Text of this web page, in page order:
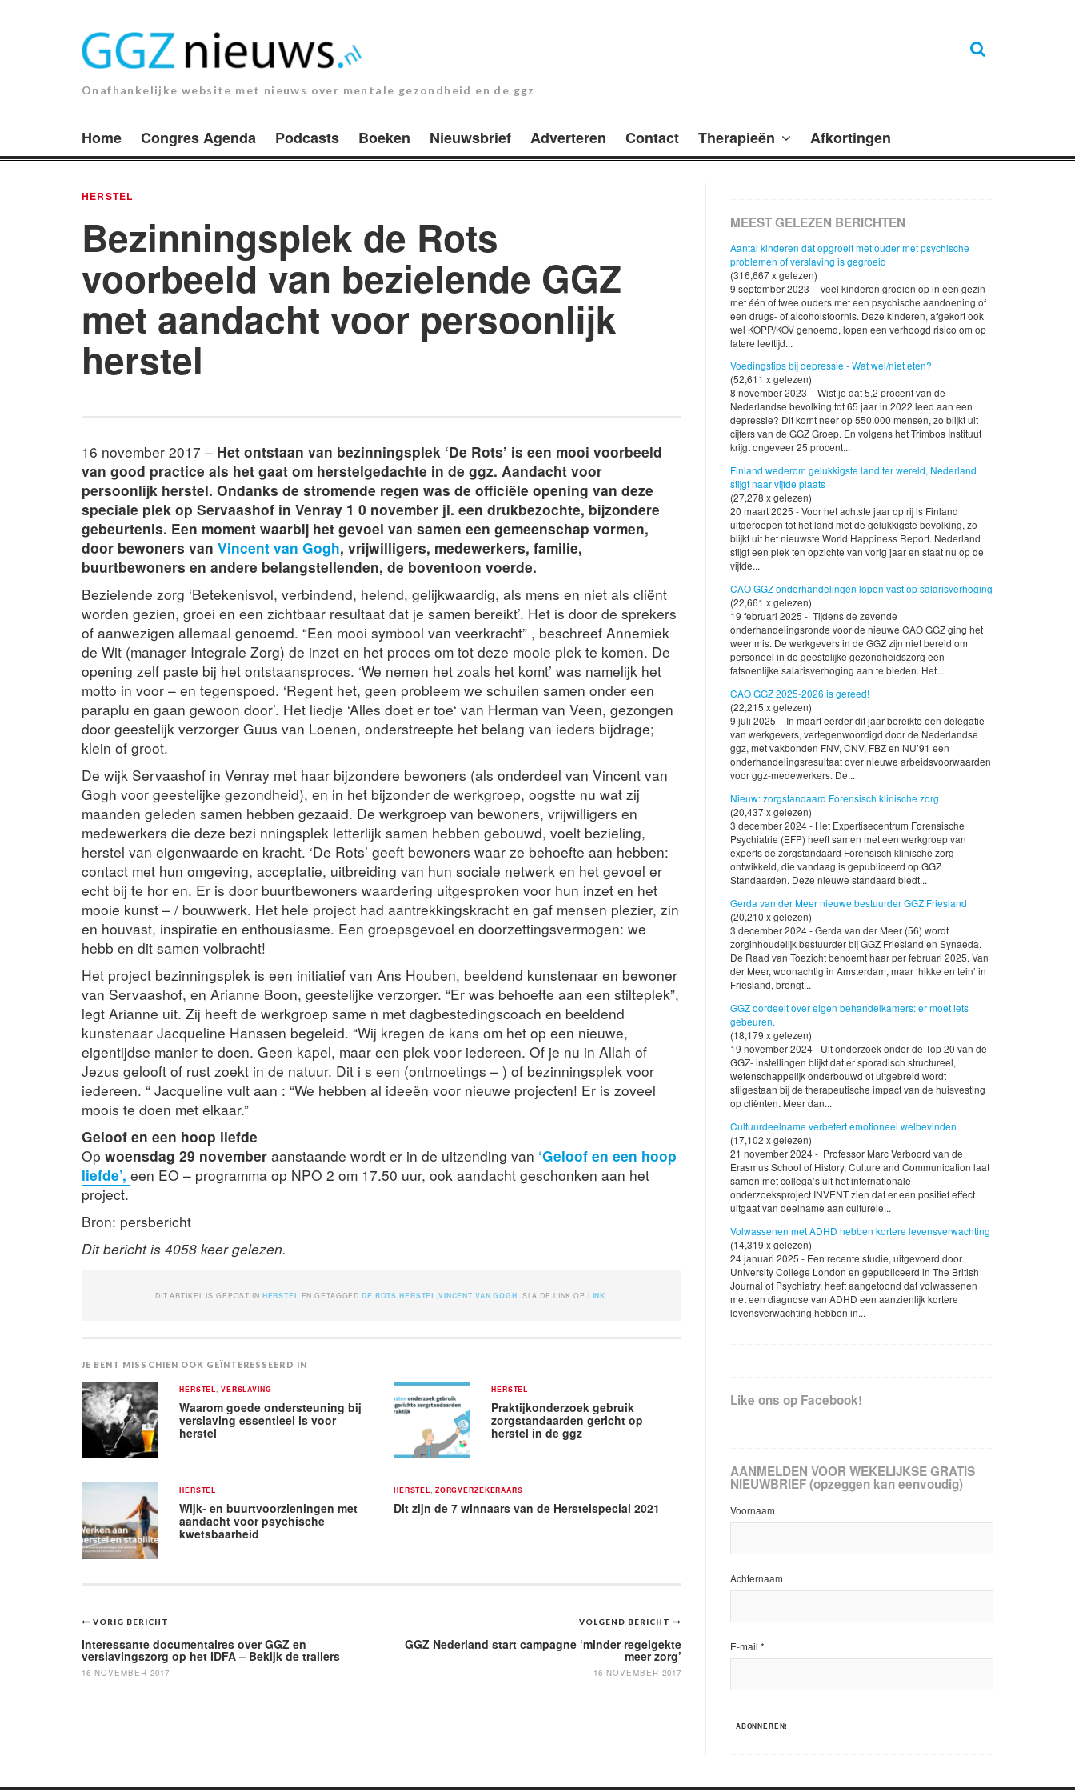
Onafhankelijke website met nieuws over mentale gezondheid en de ggz
Home Congres Agenda Podcasts Boeken Nieuwsbrief Adverteren Contact Therapieën Afkortingen
HERSTEL
Bezinningsplek de Rots
voorbeeld van bezielende GGZ
met aandacht voor persoonlijk
herstel
16 november 2017 – Het ontstaan van bezinningsplek ‘De Rots’ is een mooi voorbeeld
van good practice als het gaat om herstelgedachte in de ggz. Aandacht voor
persoonlijk herstel. Ondanks de stromende regen was de officiële opening van deze
speciale plek op Servaashof in Venray 1 0 november jl. een drukbezochte, bijzondere
gebeurtenis. Een moment waarbij het gevoel van samen een gemeenschap vormen,
door bewoners van Vincent van Gogh, vrijwilligers, medewerkers, familie,
buurtbewoners en andere belangstellenden, de boventoon voerde.
Bezielende zorg ‘Betekenisvol, verbindend, helend, gelijkwaardig, als mens en niet als cliënt
worden gezien, groei en een zichtbaar resultaat dat je samen bereikt’. Het is door de sprekers
of aanwezigen allemaal genoemd. “Een mooi symbool van veerkracht” , beschreef Annemiek
de Wit (manager Integrale Zorg) de inzet en het proces om tot deze mooie plek te komen. De
opening zelf paste bij het ontstaansproces. ‘We nemen het zoals het komt’ was namelijk het
motto in voor – en tegenspoed. ‘Regent het, geen probleem we schuilen samen onder een
paraplu en gaan gewoon door’. Het liedje ‘Alles doet er toe‘ van Herman van Veen, gezongen
door geestelijk verzorger Guus van Loenen, onderstreepte het belang van ieders bijdrage;
klein of groot.
De wijk Servaashof in Venray met haar bijzondere bewoners (als onderdeel van Vincent van
Gogh voor geestelijke gezondheid), en in het bijzonder de werkgroep, oogstte nu wat zij
maanden geleden samen hebben gezaaid. De werkgroep van bewoners, vrijwilligers en
medewerkers die deze bezi nningsplek letterlijk samen hebben gebouwd, voelt bezieling,
herstel van eigenwaarde en kracht. ‘De Rots’ geeft bewoners waar ze behoefte aan hebben:
contact met hun omgeving, acceptatie, uitbreiding van hun sociale netwerk en het gevoel er
echt bij te hor en. Er is door buurtbewoners waardering uitgesproken voor hun inzet en het
mooie kunst – / bouwwerk. Het hele project had aantrekkingskracht en gaf mensen plezier, zin
en houvast, inspiratie en enthousiasme. Een groepsgevoel en doorzettingsvermogen: we
hebb en dit samen volbracht!
Het project bezinningsplek is een initiatief van Ans Houben, beeldend kunstenaar en bewoner
van Servaashof, en Arianne Boon, geestelijke verzorger. “Er was behoefte aan een stilteplek”,
legt Arianne uit. Zij heeft de werkgroep same n met dagbestedingscoach en beeldend
kunstenaar Jacqueline Hanssen begeleid. “Wij kregen de kans om het op een nieuwe,
eigentijdse manier te doen. Geen kapel, maar een plek voor iedereen. Of je nu in Allah of
Jezus gelooft of rust zoekt in de natuur. Dit i s een (ontmoetings – ) of bezinningsplek voor
iedereen. “ Jacqueline vult aan : “We hebben al ideeën voor nieuwe projecten! Er is zoveel
moois te doen met elkaar.”
Geloof en een hoop liefde
Op woensdag 29 november aanstaande wordt er in de uitzending van ‘Geloof en een hoop
liefde’, een EO – programma op NPO 2 om 17.50 uur, ook aandacht geschonken aan het
project.
Bron: persbericht
Dit bericht is 4058 keer gelezen.
DIT ARTIKEL IS GEPOST IN HERSTEL EN GETAGGEDDE ROTS ,HERSTEL ,VINCENT VAN GOGH . SLA DE LINK OP LINK
JE BENT MISSCHIEN OOK GEÏNTERESSEERD IN
HERSTEL VERSLAVING
Waarom goede ondersteuning bij
verslaving essentieel is voor
herstel
HERSTEL
Praktijkonderzoek gebruik
zorgstandaarden gericht op
herstel in de ggz
HERSTEL
Wijk- en buurtvoorzieningen met
aandacht voor psychische
kwetsbaarheid
HERSTEL ZORGVERZEKERAARS
Dit zijn de 7 winnaars van de Herstelspecial 2021
Bericht
navigatie
VOLGEND BERICHT
GGZ Nederland start campagne ‘minder regelgekte
meer zorg’
16 NOVEMBER 2017
VORIG BERICHT
Interessante documentaires over GGZ en
verslavingszorg op het IDFA – Bekijk de trailers
16 NOVEMBER 2017
MEEST GELEZEN BERICHTEN
Aantal kinderen dat opgroeit met ouder met psychische
problemen of verslaving is gegroeid
(316,667 x gelezen)
9 september 2023 - Veel kinderen groeien op in een gezin
met één of twee ouders met een psychische aandoening of
een drugs- of alcoholstoornis. Deze kinderen, afgekort ook
wel KOPP/KOV genoemd, lopen een verhoogd risico om op
latere leeftijd...
Voedingstips bij depressie - Wat wel/niet eten?
(52,611 x gelezen)
8 november 2023 - Wist je dat 5,2 procent van de
Nederlandse bevolking tot 65 jaar in 2022 leed aan een
depressie? Dit komt neer op 550.000 mensen, zo blijkt uit
cijfers van de GGZ Groep. En volgens het Trimbos Instituut
krijgt ongeveer 25 procent...
Finland wederom gelukkigste land ter wereld, Nederland
stijgt naar vijfde plaats
(27,278 x gelezen)
20 maart 2025 - Voor het achtste jaar op rij is Finland
uitgeroepen tot het land met de gelukkigste bevolking, zo
blijkt uit het nieuwste World Happiness Report. Nederland
stijgt een plek ten opzichte van vorig jaar en staat nu op de
vijfde...
CAO GGZ onderhandelingen lopen vast op salarisverhoging
(22,661 x gelezen)
19 februari 2025 - Tijdens de zevende
onderhandelingsronde voor de nieuwe CAO GGZ ging het
weer mis. De werkgevers in de GGZ zijn niet bereid om
personeel in de geestelijke gezondheidszorg een
fatsoenlijke salarisverhoging aan te bieden. Het...
CAO GGZ 2025-2026 is gereed!
(22,215 x gelezen)
9 juli 2025 - In maart eerder dit jaar bereikte een delegatie
van werkgevers, vertegenwoordigd door de Nederlandse
ggz, met vakbonden FNV, CNV, FBZ en NU’91 een
onderhandelingsresultaat over nieuwe arbeidsvoorwaarden
voor ggz-medewerkers. De...
Nieuw: zorgstandaard Forensisch klinische zorg
(20,437 x gelezen)
3 december 2024 - Het Expertisecentrum Forensische
Psychiatrie (EFP) heeft samen met een werkgroep van
experts de zorgstandaard Forensisch klinische zorg
ontwikkeld, die vandaag is gepubliceerd op GGZ
Standaarden. Deze nieuwe standaard biedt...
Gerda van der Meer nieuwe bestuurder GGZ Friesland
(20,210 x gelezen)
3 december 2024 - Gerda van der Meer (56) wordt
zorginhoudelijk bestuurder bij GGZ Friesland en Synaeda.
De Raad van Toezicht benoemt haar per februari 2025. Van
der Meer, woonachtig in Amsterdam, maar ‘hikke en tein’ in
Friesland, brengt...
GGZ oordeelt over eigen behandelkamers: er moet iets
gebeuren.
(18,179 x gelezen)
19 november 2024 - Uit onderzoek onder de Top 20 van de
GGZ- instellingen blijkt dat er sporadisch structureel,
wetenschappelijk onderbouwd of uitgebreid wordt
stilgestaan bij de therapeutische impact van de huisvesting
op cliënten. Meer dan...
Cultuurdeelname verbetert emotioneel welbevinden
(17,102 x gelezen)
21 november 2024 - Professor Marc Verboord van de
Erasmus School of History, Culture and Communication laat
samen met collega’s uit het internationale
onderzoeksproject INVENT zien dat er een positief effect
uitgaat van deelname aan culturele...
Volwassenen met ADHD hebben kortere levensverwachting
(14,319 x gelezen)
24 januari 2025 - Een recente studie, uitgevoerd door
University College London en gepubliceerd in The British
Journal of Psychiatry, heeft aangetoond dat volwassenen
met een diagnose van ADHD een aanzienlijk kortere
levensverwachting hebben in...
Like ons op Facebook!
AANMELDEN VOOR WEKELIJKSE GRATIS
NIEUWBRIEF (opzeggen kan eenvoudig)
Voornaam
Achternaam
E-mail *